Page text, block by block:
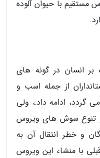
مستقیم با حیوان آلوده
بر انسان در گونه های
از جمله اسب و
گردد، ادامه داد:، ولی
و تنوع سوش های ویروس
و خطر انتقال آن به
با منشاء این ویروس